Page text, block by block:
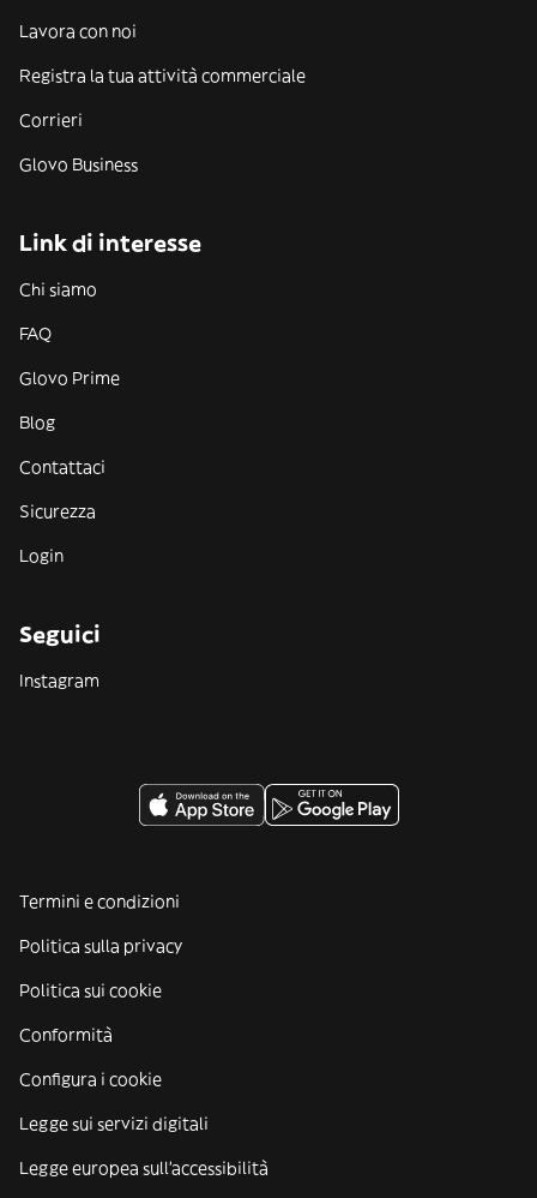
Lavora con noi
Registra la tua attività commerciale
Corrieri
Glovo Business
Link di interesse
Chi siamo
FAQ
Glovo Prime
Blog
Contattaci
Sicurezza
Login
Seguici
Instagram
Termini e condizioni
Politica sulla privacy
Politica sui cookie
Conformità
Configura i cookie
Legge sui servizi digitali
Legge europea sull'accessibilità